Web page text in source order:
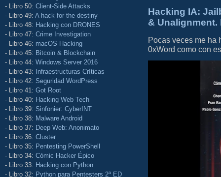
- Libro 50: Client-Side Attacks
- Libro 49: A hack for the destiny
- Libro 48: Hacking con DRONES
- Libro 47: Crime Investigation
- Libro 46: macOS Hacking
- Libro 45: Bitcoin & Blockchain
- Libro 44: Windows Server 2016
- Libro 43: Infraestructuras Críticas
- Libro 42: Seguridad WordPress
- Libro 41: Got Root
- Libro 40: Hacking Web Tech
- Libro 39: Sinfonier: CyberINT
- Libro 38: Malware Android
- Libro 37: Deep Web: Anonimato
- Libro 36: Cluster
- Libro 35: Pentesting PowerShell
- Libro 34: Cómic Hacker Épico
- Libro 33: Hacking con Python
- Libro 32: Python para Pentesters 2ª ED
Hacking IA:
&
Pocas veces me ha
0xWord como con